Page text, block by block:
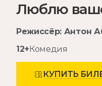
Люблю
Режиссёр: Антон
12+Комедия
КУПИТЬ